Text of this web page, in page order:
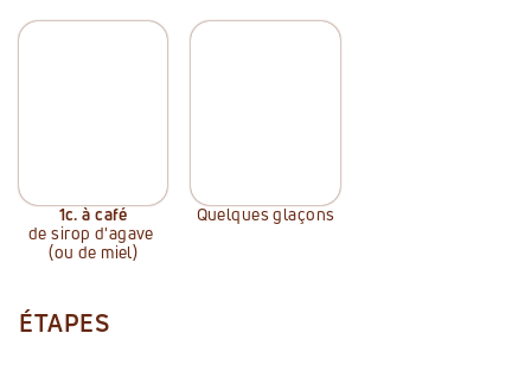
1c. à café
de sirop d'agave
(ou de miel)
Quelques glaçons
ÉTAPES